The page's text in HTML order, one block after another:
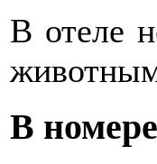
В отеле
В номере